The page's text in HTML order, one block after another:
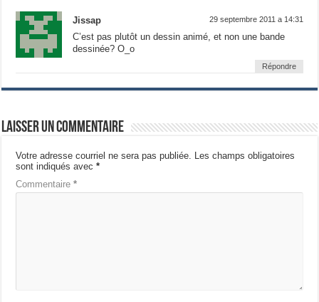
Jissap 29 septembre 2011 a 14:31
C’est pas plutôt un dessin animé, et non une bande
dessinée? O_o
Répondre
Laisser un commentaire
Votre adresse courriel ne sera pas publiée. Les champs obligatoires
sont indiqués avec*
Commentaire*